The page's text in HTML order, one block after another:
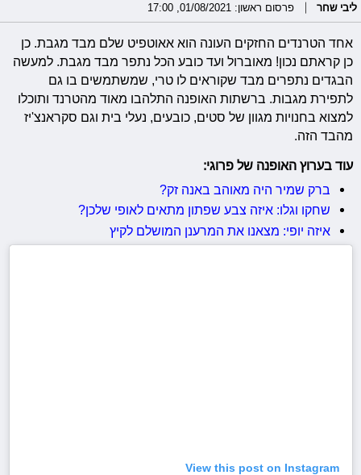
ליבי שחר פרסום ראשון: 01/08/2021, 17:00
אחד הטרנדים החזקים העונה הוא אאוטפיט שלם מבד מגבת. כן
כן קראתם נכון! מאוברול ועד כובע הכל נתפר מבד מגבת. למעשה
הבגדים נתפרים מבד שקוראים לו טרי, שמשתמשים בו גם
לתפירת מגבות. ברשתות האופנה התלהבו מאוד מהטרנד ותוכלו
למצוא בחנויות מגוון של סטים, כובעים, נעלי בית וגם סקראנצ'יז
מהבד הזה.
עוד בערוץ האופנה של פרוגי:
ברק שמיר היה מאוהב באנה זק?
שחקו וגלו: איזה צבע שפתון מתאים לאופי שלכן?
איזה יופי: מצאנו את המרענן המושלם לקיץ
View this post on Instagram